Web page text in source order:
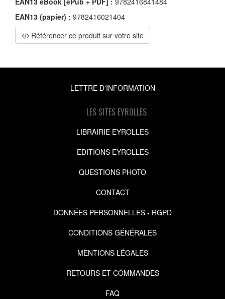
EAN13 (papier) : 9782416021404
Référencer ce produit sur votre site
LETTRE D'INFORMATION
LES SITES EYROLLES
LIBRAIRIE EYROLLES
EDITIONS EYROLLES
QUESTIONS PHOTO
CONTACT
DONNÉES PERSONNELLES - RGPD
CONDITIONS GÉNÉRALES
MENTIONS LÉGALES
RETOURS ET COMMANDES
FAQ